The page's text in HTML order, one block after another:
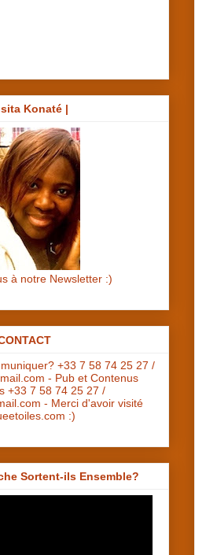
Konaté |
à notre Newsletter :)
+33 7 58 74 25 27 /
- Pub et Contenus
+33 7 58 74 25 27 /
- Merci d'avoir visité
:)
Sortent-ils Ensemble?